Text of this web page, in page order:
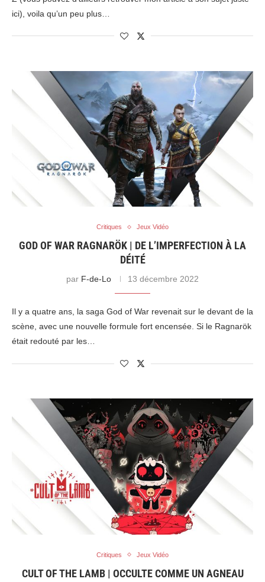
ici), voila qu’un peu plus…
Critiques Jeux Vidéo
GOD OF WAR RAGNARÖK | DE L’IMPERFECTION À LA
DÉITÉ
par F-de-Lo 13 décembre 2022
Il y a quatre ans, la saga God of War revenait sur le devant de la
scène, avec une nouvelle formule fort encensée. Si le Ragnarök
était redouté par les…
Critiques Jeux Vidéo
CULT OF THE LAMB | OCCULTE COMME UN AGNEAU